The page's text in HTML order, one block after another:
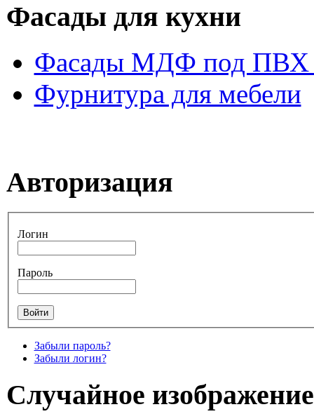
Фасады для кухни
Фасады МДФ под ПВХ
Фурнитура для мебели
Авторизация
Логин
Пароль
Забыли пароль?
Забыли логин?
Случайное изображение